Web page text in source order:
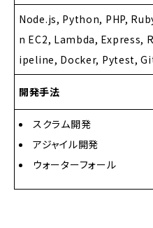
Node.js, Python, PHP,
n EC2, Lambda, Express,
ipeline, Docker, Pytest,
開発手法
スクラム開発
アジャイル開発
ウォーターフォール